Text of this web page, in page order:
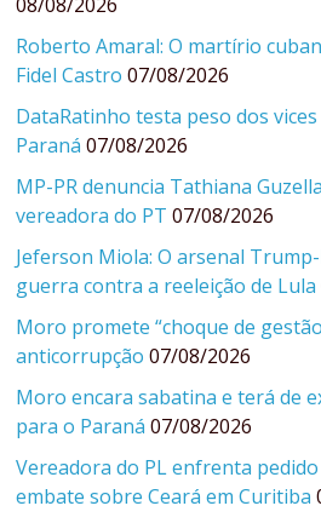
Roberto Amaral: O martírio
Fidel Castro 07/08/2026
DataRatinho testa peso dos
Paraná 07/08/2026
MP-PR denuncia Tathiana
vereadora do PT 07/08/2026
Jeferson Miola: O arsenal
guerra contra a reeleição de Lula
Moro promete “choque de
anticorrupção 07/08/2026
Moro encara sabatina e terá de
para o Paraná 07/08/2026
Vereadora do PL enfrenta pedido
embate sobre Ceará em Curitiba